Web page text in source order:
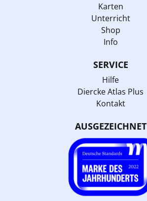
Karten
Unterricht
Shop
Info
SERVICE
Hilfe
Diercke Atlas Plus
Kontakt
AUSGEZEICHNET